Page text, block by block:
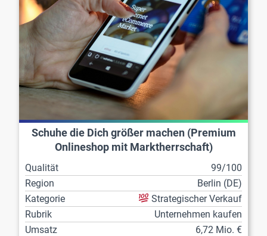
Schuhe die Dich größer machen (Premium
Onlineshop mit Marktherrschaft)
Qualität
99/100
Region
Berlin (DE)
Kategorie
Strategischer Verkauf
Rubrik
Unternehmen kaufen
Umsatz
6,72 Mio. €